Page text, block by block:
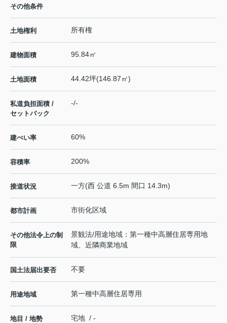
その他条件
土地権利 所有権
建物面積 95.84㎡
土地面積 44.42坪(146.87㎡)
私道負担面積 /
セットバック
-/-
建ぺい率 60%
容積率 200%
接道状況 一方(西 公道 6.5m 間口 14.3m)
都市計画 市街化区域
その他法令上の制
限
景観法/用途地域：第一種中高層住居専用地
域、近隣商業地域
国土法届出要否 不要
用途地域 第一種中高層住居専用
地目 / 地勢 宅地 / -